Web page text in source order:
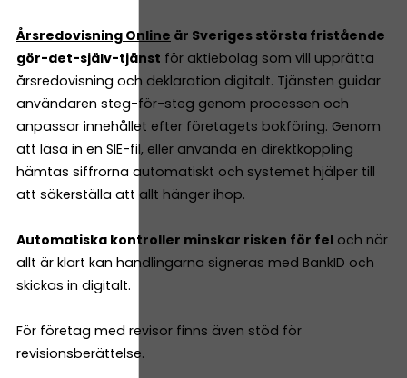
Årsredovisning Online är Sveriges största fristående
gör-det-själv-tjänst för aktiebolag som vill upprätta
årsredovisning och deklaration digitalt. Tjänsten guidar
användaren steg-för-steg genom processen och
anpassar innehållet efter företagets bokföring. Genom
att läsa in en SIE-fil, eller använda en direktkoppling
hämtas siffrorna automatiskt och systemet hjälper till
att säkerställa att allt hänger ihop.
Automatiska kontroller minskar risken för fel och när
allt är klart kan handlingarna signeras med BankID och
skickas in digitalt.
För företag med revisor finns även stöd för
revisionsberättelse.